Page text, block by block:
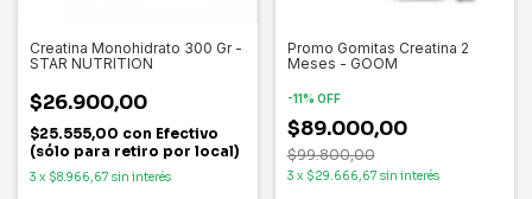
Creatina Monohidrato 300 Gr -
STAR NUTRITION
$26.900,00
$25.555,00 con Efectivo
(sólo para retiro por local)
3 x $8.966,67 sin interés
Promo Gomitas Creatina 2
Meses - GOOM
-11% OFF
$89.000,00
$99.800,00
3 x $29.666,67 sin interés